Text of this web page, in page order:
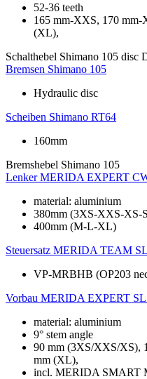
52-36 teeth
165 mm-XXS, 170 mm-
(XL),
Schalthebel Shimano 105 disc
Bremsen Shimano 105
Hydraulic disc
Scheiben Shimano RT64
160mm
Bremshebel Shimano 105
Lenker MERIDA EXPERT
material: aluminium
380mm (3XS-XXS-XS-
400mm (M-L-XL)
Steuersatz MERIDA TEAM SL
VP-MRBHB (OP203
Vorbau MERIDA EXPERT
material: aluminium
9° stem angle
90 mm (3XS/XXS/XS),
mm (XL),
incl. MERIDA SMART